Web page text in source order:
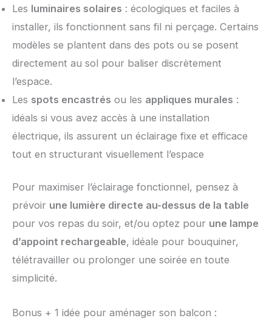
Les luminaires solaires : écologiques et faciles à
installer, ils fonctionnent sans fil ni perçage. Certains
modèles se plantent dans des pots ou se posent
directement au sol pour baliser discrètement
l’espace.
Les spots encastrés ou les appliques murales :
idéals si vous avez accès à une installation
électrique, ils assurent un éclairage fixe et efficace
tout en structurant visuellement l’espace
Pour maximiser l’éclairage fonctionnel, pensez à
prévoir une lumière directe au-dessus de la table
pour vos repas du soir, et/ou optez pour une lampe
d’appoint rechargeable, idéale pour bouquiner,
télétravailler ou prolonger une soirée en toute
simplicité.
Bonus + 1 idée pour aménager son balcon :